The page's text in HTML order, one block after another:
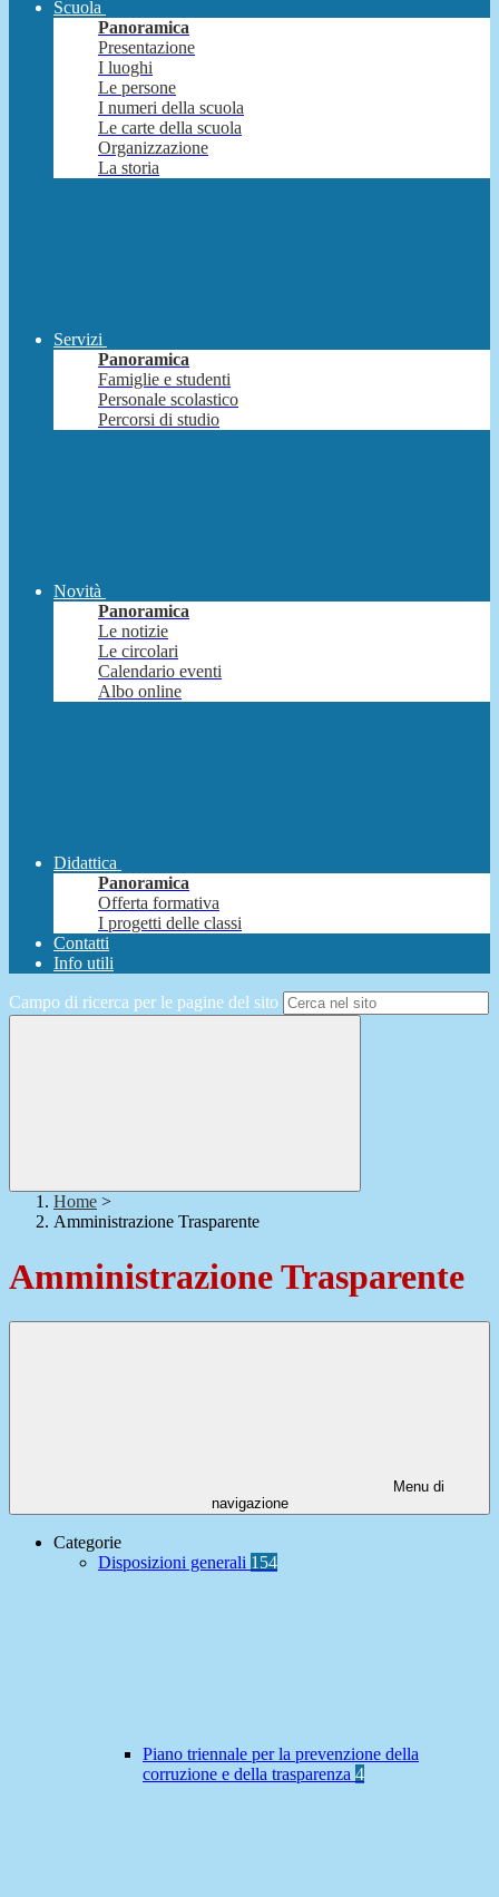
Scuola
Panoramica
Presentazione
I luoghi
Le persone
I numeri della scuola
Le carte della scuola
Organizzazione
La storia
Servizi
Panoramica
Famiglie e studenti
Personale scolastico
Percorsi di studio
Novità
Panoramica
Le notizie
Le circolari
Calendario eventi
Albo online
Didattica
Panoramica
Offerta formativa
I progetti delle classi
Contatti
Info utili
Campo di ricerca per le pagine del sito
Home >
Amministrazione Trasparente
Amministrazione Trasparente
Menu di
navigazione
Categorie
Disposizioni generali 154
Piano triennale per la prevenzione della
corruzione e della trasparenza 4